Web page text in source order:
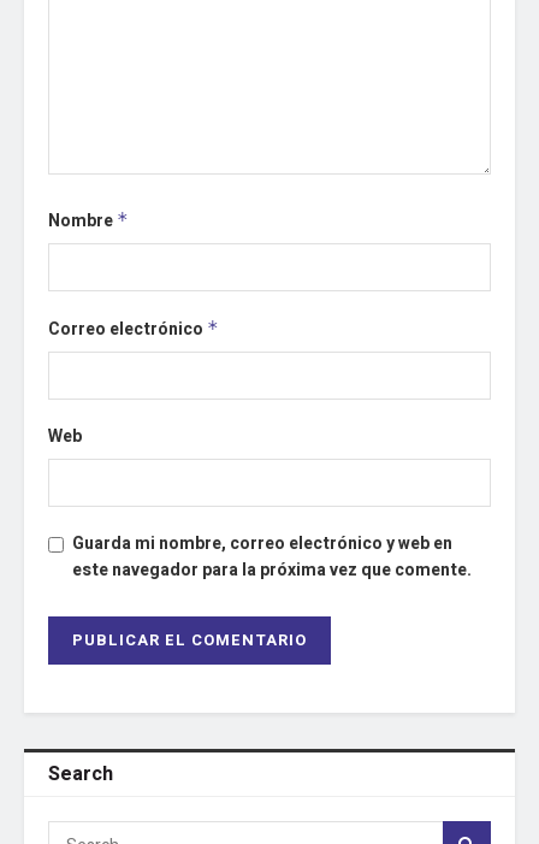
Nombre *
Correo electrónico *
Web
Guarda mi nombre, correo electrónico y web en
este navegador para la próxima vez que comente.
Search